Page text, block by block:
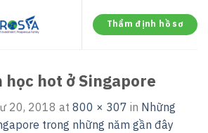
Thẩm định hồ sơ
học hot ở Singapore
20, 2018 at 800 × 307 in Những
trong những năm gần đây